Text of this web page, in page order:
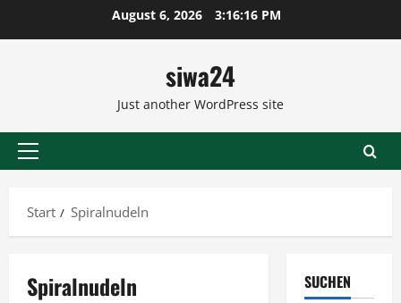
August 6, 2026 3:16:17 PM
siwa24
Just another WordPress site
Primäres
Start
Spiralnudeln
Spiralnudeln SUCHEN